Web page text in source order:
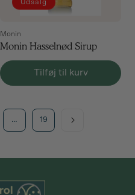
Udsalg
Monin
Monin Hasselnød Sirup
Tilføj til kurv
… 19